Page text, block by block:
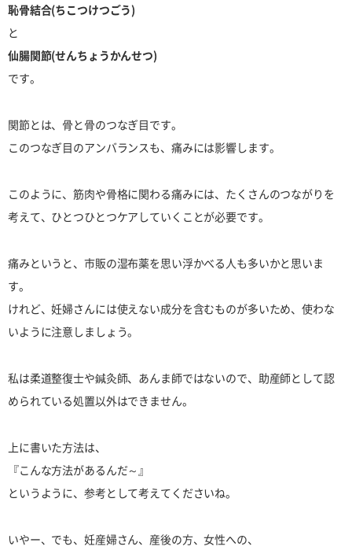
恥骨結合(ちこつけつごう)
と
仙腸関節(せんちょうかんせつ)
です。
関節とは、骨と骨のつなぎ目です。
このつなぎ目のアンバランスも、痛みには影響します。
このように、筋肉や骨格に関わる痛みには、たくさんのつながりを
考えて、ひとつひとつケアしていくことが必要です。
痛みというと、市販の湿布薬を思い浮かべる人も多いかと思いま
す。
けれど、妊婦さんには使えない成分を含むものが多いため、使わな
いように注意しましょう。
私は柔道整復士や鍼灸師、あんま師ではないので、助産師として認
められている処置以外はできません。
上に書いた方法は、
『こんな方法があるんだ～』
というように、参考として考えてくださいね。
いやー、でも、妊産婦さん、産後の方、女性への、